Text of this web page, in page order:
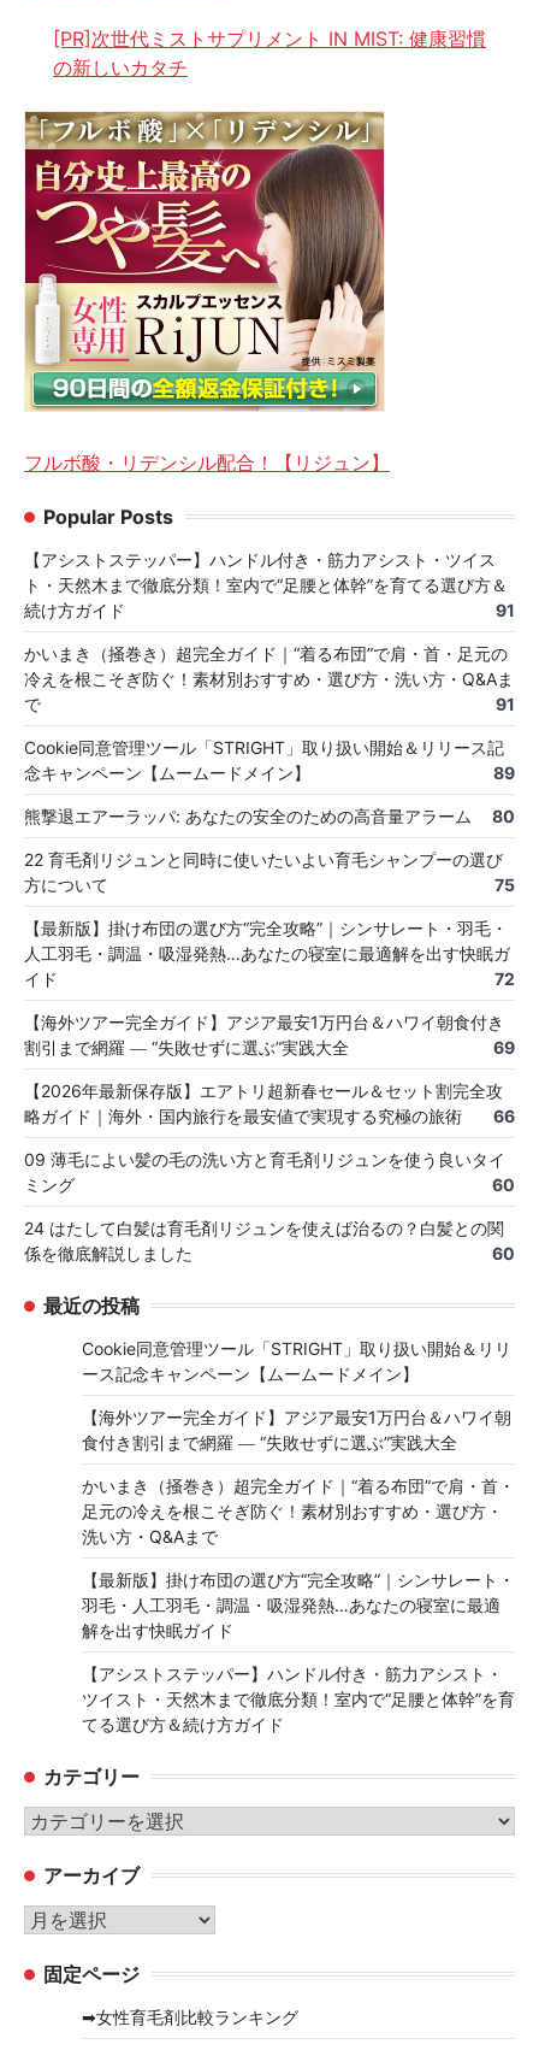
[PR]次世代ミストサプリメント IN MIST: 健康習慣
の新しいカタチ
フルボ酸・リデンシル配合！【リジュン】
Popular Posts
【アシストステッパー】ハンドル付き・筋力アシスト・ツイス
ト・天然木まで徹底分類！室内で“足腰と体幹”を育てる選び方＆
続け方ガイド
91
かいまき（掻巻き）超完全ガイド｜“着る布団”で肩・首・足元の
冷えを根こそぎ防ぐ！素材別おすすめ・選び方・洗い方・Q&Aま
で
91
Cookie同意管理ツール「STRIGHT」取り扱い開始＆リリース記
念キャンペーン【ムームードメイン】
89
熊撃退エアーラッパ: あなたの安全のための高音量アラーム 80
22 育毛剤リジュンと同時に使いたいよい育毛シャンプーの選び
方について
75
【最新版】掛け布団の選び方“完全攻略”｜シンサレート・羽毛・
人工羽毛・調温・吸湿発熱…あなたの寝室に最適解を出す快眠ガ
イド
72
【海外ツアー完全ガイド】アジア最安1万円台＆ハワイ朝食付き
割引まで網羅 ― “失敗せずに選ぶ”実践大全
69
【2026年最新保存版】エアトリ超新春セール＆セット割完全攻
略ガイド｜海外・国内旅行を最安値で実現する究極の旅術
66
09 薄毛によい髪の毛の洗い方と育毛剤リジュンを使う良いタイ
ミング
60
24 はたして白髪は育毛剤リジュンを使えば治るの？白髪との関
係を徹底解説しました
60
最近の投稿
Cookie同意管理ツール「STRIGHT」取り扱い開始＆リリ
ース記念キャンペーン【ムームードメイン】
【海外ツアー完全ガイド】アジア最安1万円台＆ハワイ朝
食付き割引まで網羅 ― “失敗せずに選ぶ”実践大全
かいまき（掻巻き）超完全ガイド｜“着る布団”で肩・首・
足元の冷えを根こそぎ防ぐ！素材別おすすめ・選び方・
洗い方・Q&Aまで
【最新版】掛け布団の選び方“完全攻略”｜シンサレート・
羽毛・人工羽毛・調温・吸湿発熱…あなたの寝室に最適
解を出す快眠ガイド
【アシストステッパー】ハンドル付き・筋力アシスト・
ツイスト・天然木まで徹底分類！室内で“足腰と体幹”を育
てる選び方＆続け方ガイド
カテゴリー
カ
ゴ
リ
ー
アーカイブ
ア
カ 固定ページ
➡女性育毛剤比較ランキング